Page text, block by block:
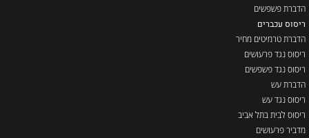
הדברת פשפשים
ריסוס עכברים
הדברת טרמיטים מחיר
ריסוס נגד פרעושים
ריסוס נגד פשפשים
הדברת עש
ריסוס נגד עש
ריסוס לבית בתל אביב
מדביר פרעושים